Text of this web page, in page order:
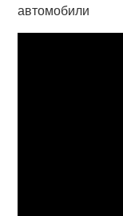
автомобили